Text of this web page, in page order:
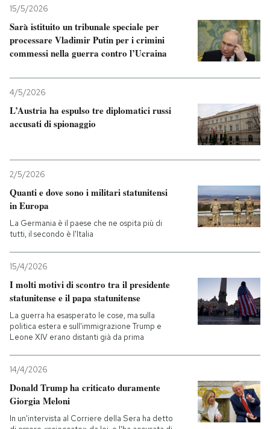
15/5/2026
Sarà istituito un tribunale speciale per
processare Vladimir Putin per i crimini
commessi nella guerra contro l’Ucraina
4/5/2026
L’Austria ha espulso tre diplomatici russi
accusati di spionaggio
2/5/2026
Quanti e dove sono i militari statunitensi
in Europa
La Germania è il paese che ne ospita più di
tutti, il secondo è l'Italia
15/4/2026
I molti motivi di scontro tra il presidente
statunitense e il papa statunitense
La guerra ha esasperato le cose, ma sulla
politica estera e sull'immigrazione Trump e
Leone XIV erano distanti già da prima
14/4/2026
Donald Trump ha criticato duramente
Giorgia Meloni
In un'intervista al Corriere della Sera ha detto